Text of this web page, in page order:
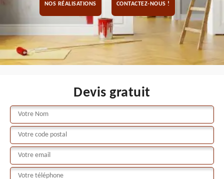
NOS RÉALISATIONS CONTACTEZ-NOUS !
Devis gratuit